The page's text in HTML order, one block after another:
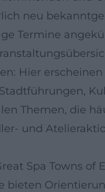
neu
Termine
Hier
Themen, die
und
Spa Towns of
bieten